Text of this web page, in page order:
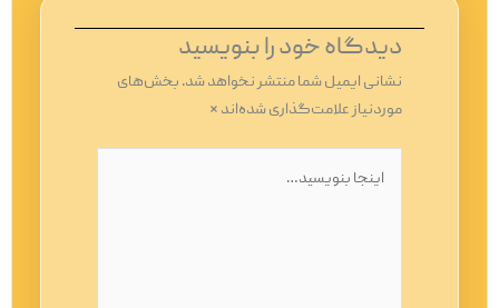
دیدگاه‌ خود را بنویسید
نشانی ایمیل شما منتشر نخواهد شد.بخش‌های
موردنیاز علامت‌گذاری شده‌اند*
بنویسید…